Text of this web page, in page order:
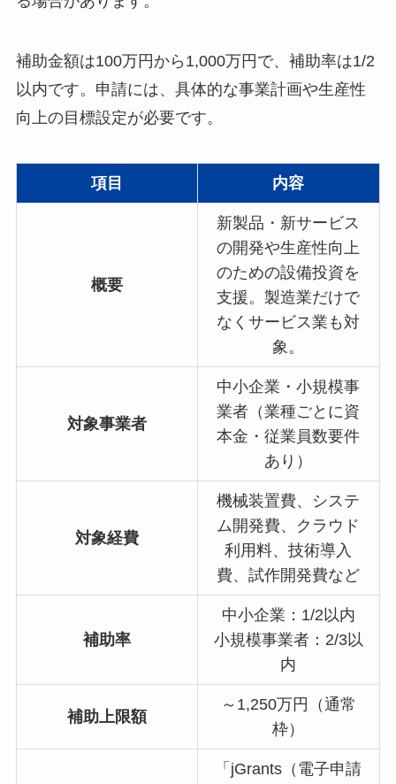
補助金額は100万円から1,000万円で、補助率は1/2
以内です。​申請には、具体的な事業計画や生産性
向上の目標設定が必要です。
項目 内容
概要
新製品・新サービス
の開発や生産性向上
のための設備投資を
支援。製造業だけで
なくサービス業も対
象。
対象事業者
中小企業・小規模事
業者（業種ごとに資
本金・従業員数要件
あり）
対象経費
機械装置費、システ
ム開発費、クラウド
利用料、技術導入
費、試作開発費など
補助率
中小企業：1/2以内
小規模事業者：2/3以
内
補助上限額
～1,250万円（通常
枠）
「jGrants（電子申請